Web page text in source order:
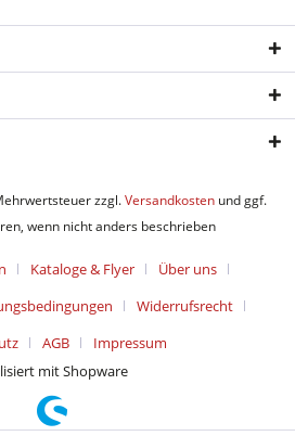
zzgl.Versandkosten und ggf.
wenn nicht anders beschrieben
Kataloge & Flyer
Über uns
Widerrufsrecht
AGB
Impressum
mit Shopware